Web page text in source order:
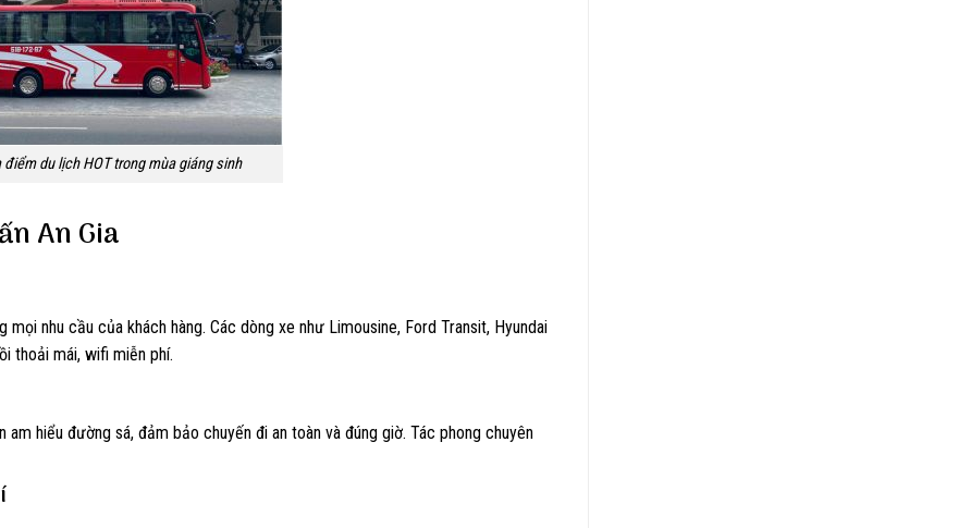
du lịch HOT trong mùa giáng sinh
An Gia
nhu cầu của khách hàng. Các dòng xe như Limousine, Ford Transit, Hyundai
thoải mái, wifi miễn phí.
hiểu đường sá, đảm bảo chuyến đi an toàn và đúng giờ. Tác phong chuyên